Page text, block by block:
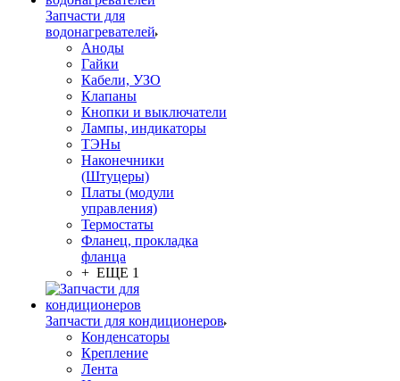
Запчасти для
водонагревателей
Аноды
Гайки
Кабели, УЗО
Клапаны
Кнопки и выключатели
Лампы, индикаторы
ТЭНы
Наконечники
(Штуцеры)
Платы (модули
управления)
Термостаты
Фланец, прокладка
фланца
+ ЕЩЕ 1
Запчасти для кондиционеров
Конденсаторы
Крепление
Лента